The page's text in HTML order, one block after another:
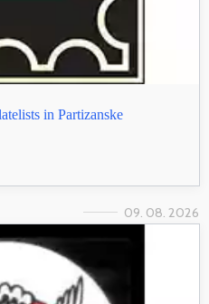
in Partizanske
09. 08. 2026